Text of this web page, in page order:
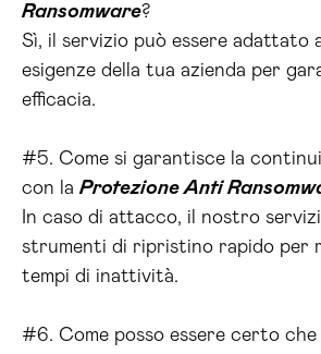
Ransomware?
Sì, il servizio può essere adattato
esigenze della tua azienda per
efficacia.
#5. Come si garantisce la
con la Protezione Anti
In caso di attacco, il nostro
strumenti di ripristino rapido per
tempi di inattività.
#6. Come posso essere certo che